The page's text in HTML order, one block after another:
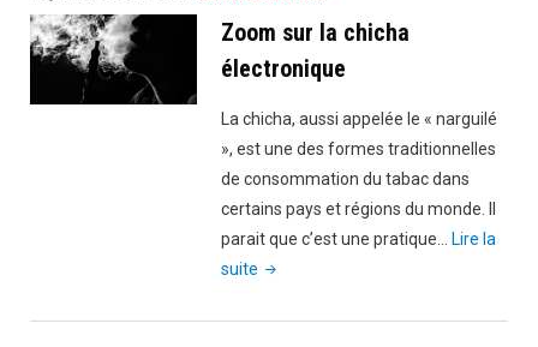
loi
électronique"
Zoom sur la chicha
électronique
La chicha, aussi appelée le « narguilé
», est une des formes traditionnelles
de consommation du tabac dans
certains pays et régions du monde. Il
parait que c’est une pratique…
Lire la
suite "Zoom
la